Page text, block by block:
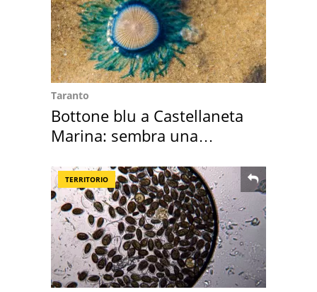
Taranto
Bottone blu a Castellaneta
Marina: sembra una
TERRITORIO